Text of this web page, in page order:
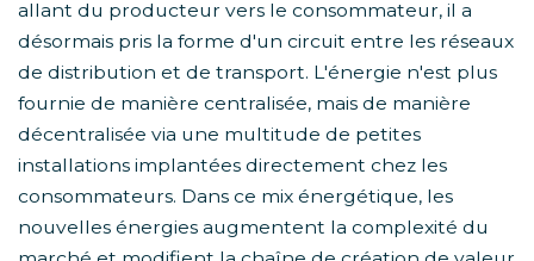
allant du producteur vers le consommateur, il a
désormais pris la forme d'un circuit entre les réseaux
de distribution et de transport. L'énergie n'est plus
fournie de manière centralisée, mais de manière
décentralisée via une multitude de petites
installations implantées directement chez les
consommateurs. Dans ce mix énergétique, les
nouvelles énergies augmentent la complexité du